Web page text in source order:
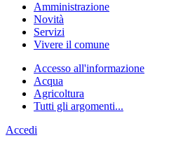
Amministrazione
Novità
Servizi
Vivere il comune
Accesso all'informazione
Acqua
Agricoltura
Tutti gli argomenti...
Accedi